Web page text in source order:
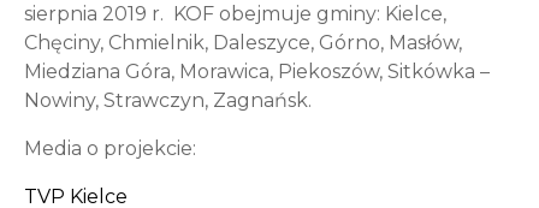
sierpnia 2019 r. KOF obejmuje gminy: Kielce,
Chęciny, Chmielnik, Daleszyce, Górno, Masłów,
Miedziana Góra, Morawica, Piekoszów, Sitkówka –
Nowiny, Strawczyn, Zagnańsk.
Media o projekcie:
TVP Kielce